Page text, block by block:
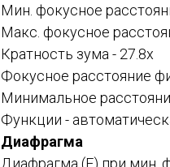
Мин. фокусное
Макс. фокусное
Кратность зума - 27.8x
Фокусное расстояние
Минимальное
Функции -
Диафрагма
Диафрагма (F) при мин.